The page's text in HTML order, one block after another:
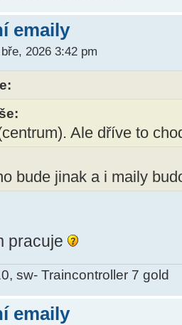
emaily
2026 3:42 pm
Ale dříve to
bude jinak a i maily
pracuje
sw- Traincontroller 7 gold
emaily